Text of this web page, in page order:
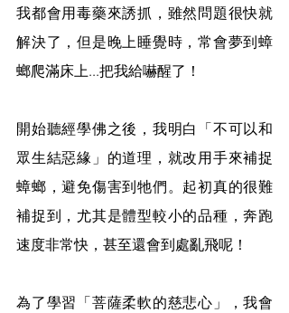
我都會用毒藥來誘抓，雖然問題很快就
解決了，但是晚上睡覺時，常會夢到蟑
螂爬滿床上...把我給嚇醒了！
開始聽經學佛之後，我明白「不可以和
眾生結惡緣」的道理，就改用手來補捉
蟑螂，避免傷害到牠們。起初真的很難
補捉到，尤其是體型較小的品種，奔跑
速度非常快，甚至還會到處亂飛呢！
為了學習「菩薩柔軟的慈悲心」，我會